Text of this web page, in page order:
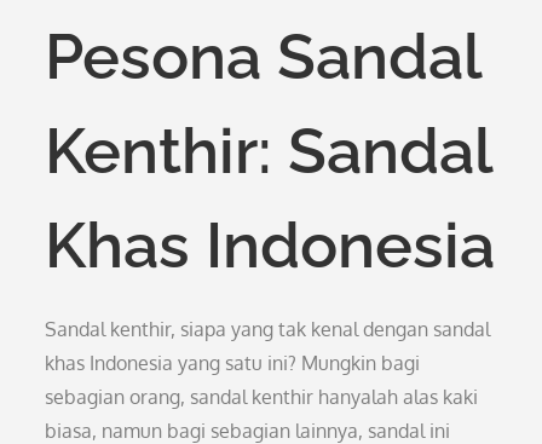
Pesona Sandal
Kenthir: Sandal
Khas Indonesia
Sandal kenthir, siapa yang tak kenal dengan sandal
khas Indonesia yang satu ini? Mungkin bagi
sebagian orang, sandal kenthir hanyalah alas kaki
biasa, namun bagi sebagian lainnya, sandal ini